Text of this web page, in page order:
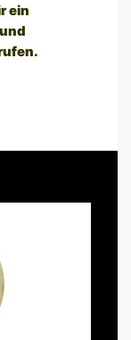
ein